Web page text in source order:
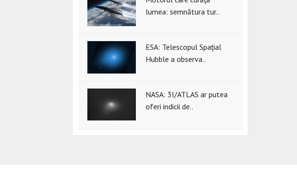
lumea: semnătura tur..
ESA: Telescopul Spațial
Hubble a observa..
NASA: 3I/ATLAS ar putea
oferi indicii de..